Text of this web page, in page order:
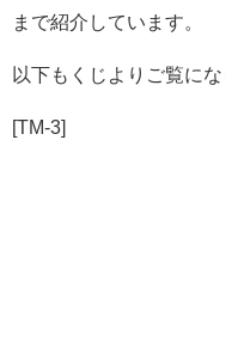
まで紹介しています。
以下もくじよりご覧に
[TM-3]